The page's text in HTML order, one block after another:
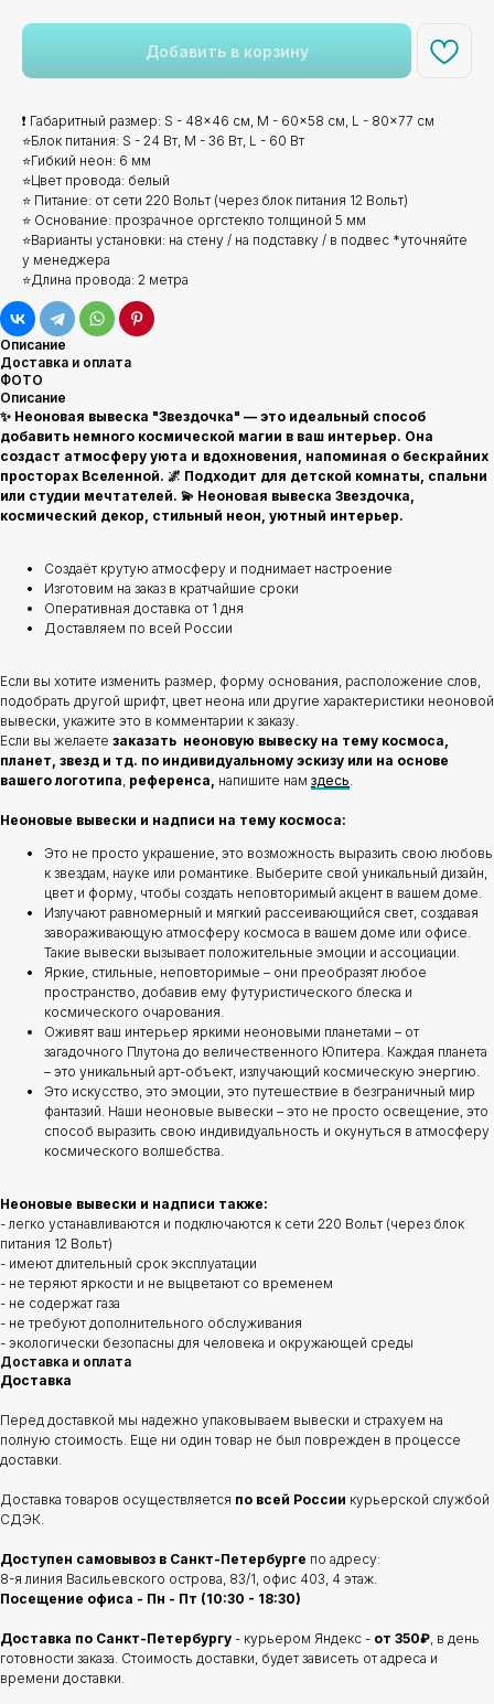
Добавить в корзину
❗ Габаритный размер: S - 48x46 см, M - 60x58 см, L - 80x77 см
⭐Блок питания: S - 24 Вт, M - 36 Вт, L - 60 Вт
⭐Гибкий неон: 6 мм
⭐Цвет провода: белый
⭐ Питание: от сети 220 Вольт (через блок питания 12 Вольт)
⭐ Основание: прозрачное оргстекло толщиной 5 мм
⭐Варианты установки: на стену / на подставку / в подвес *уточняйте
у менеджера
⭐Длина провода: 2 метра
Описание
Доставка и оплата
ФОТО
Описание
✨ Неоновая вывеска "Звездочка" — это идеальный способ
добавить немного космической магии в ваш интерьер. Она
создаст атмосферу уюта и вдохновения, напоминая о бескрайних
просторах Вселенной. 🌌 Подходит для детской комнаты, спальни
или студии мечтателей. 💫 Неоновая вывеска Звездочка,
космический декор, стильный неон, уютный интерьер.
Создаёт крутую атмосферу и поднимает настроение
Изготовим на заказ в кратчайшие сроки
Оперативная доставка от 1 дня
Доставляем по всей России
Если вы хотите изменить размер, форму основания, расположение слов,
подобрать другой шрифт, цвет неона или другие характеристики неоновой
вывески, укажите это в комментарии к заказу.
Если вы желаете заказать неоновую вывеску на тему космоса,
планет, звезд и тд. по индивидуальному эскизу или на основе
вашего логотипа, референса, напишите нам здесь.
Неоновые вывески и надписи на тему космоса:
Это не просто украшение, это возможность выразить свою любовь
к звездам, науке или романтике. Выберите свой уникальный дизайн,
цвет и форму, чтобы создать неповторимый акцент в вашем доме.
Излучают равномерный и мягкий рассеивающийся свет, создавая
завораживающую атмосферу космоса в вашем доме или офисе.
Такие вывески вызывает положительные эмоции и ассоциации.
Яркие, стильные, неповторимые – они преобразят любое
пространство, добавив ему футуристического блеска и
космического очарования.
Оживят ваш интерьер яркими неоновыми планетами – от
загадочного Плутона до величественного Юпитера. Каждая планета
– это уникальный арт-объект, излучающий космическую энергию.
Это искусство, это эмоции, это путешествие в безграничный мир
фантазий. Наши неоновые вывески – это не просто освещение, это
способ выразить свою индивидуальность и окунуться в атмосферу
космического волшебства.
Неоновые вывески и надписи также:
- легко устанавливаются и подключаются к сети 220 Вольт (через блок
питания 12 Вольт)
- имеют длительный срок эксплуатации
- не теряют яркости и не выцветают со временем
- не содержат газа
- не требуют дополнительного обслуживания
- экологически безопасны для человека и окружающей среды
Доставка и оплата
Доставка
Перед доставкой мы надежно упаковываем вывески и страхуем на
полную стоимость. Еще ни один товар не был поврежден в процессе
доставки.
Доставка товаров осуществляется по всей России курьерской службой
СДЭК.
Доступен самовывоз в Санкт-Петербурге по адресу:
8-я линия Васильевского острова, 83/1, офис 403, 4 этаж.
Посещение офиса - Пн - Пт (10:30 - 18:30)
Доставка по Санкт-Петербургу - курьером Яндекс - от 350₽, в день
готовности заказа. Стоимость доставки, будет зависеть от адреса и
времени доставки.